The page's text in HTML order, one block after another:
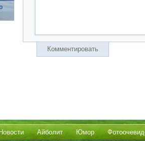
Комментировать
Новости Айболит Юмор